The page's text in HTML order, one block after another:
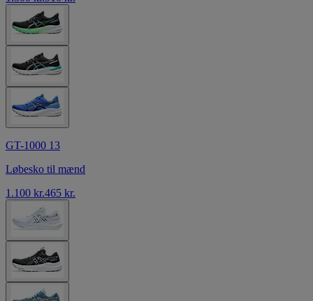
GT-1000 13
Løbesko til mænd
1.100 kr.465 kr.